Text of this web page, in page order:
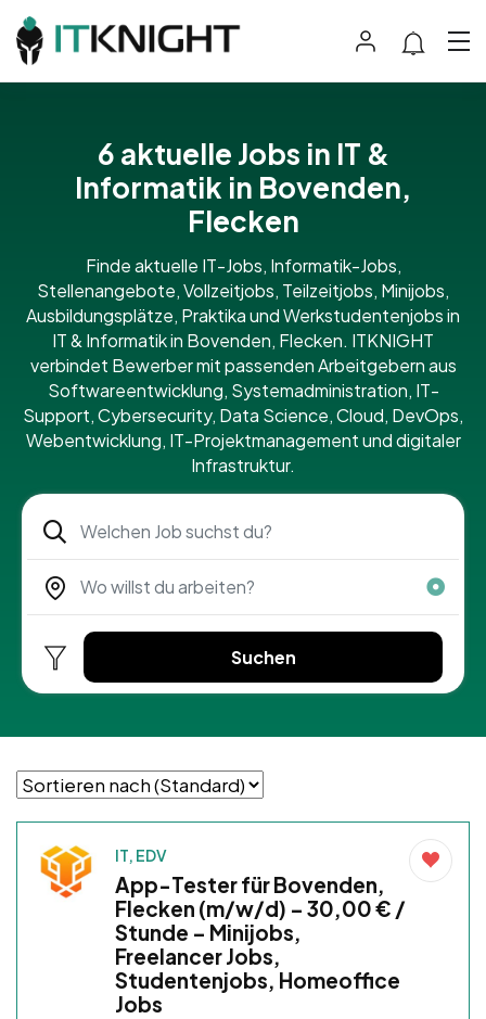
6 aktuelle Jobs in IT &
Informatik in Bovenden,
Flecken
Finde aktuelle IT-Jobs, Informatik-Jobs,
Stellenangebote, Vollzeitjobs, Teilzeitjobs, Minijobs,
Ausbildungsplätze, Praktika und Werkstudentenjobs in
IT & Informatik in Bovenden, Flecken. ITKNIGHT
verbindet Bewerber mit passenden Arbeitgebern aus
Softwareentwicklung, Systemadministration, IT-
Support, Cybersecurity, Data Science, Cloud, DevOps,
Webentwicklung, IT-Projektmanagement und digitaler
Infrastruktur.
Suchen
IT, EDV
App-Tester für Bovenden,
Flecken (m/w/d) – 30,00 € /
Stunde – Minijobs,
Freelancer Jobs,
Studentenjobs, Homeoffice
Jobs